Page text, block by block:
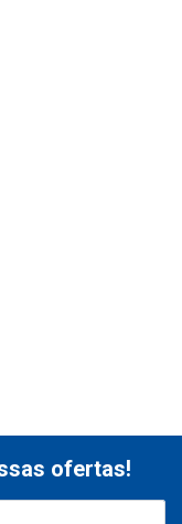
ofertas!